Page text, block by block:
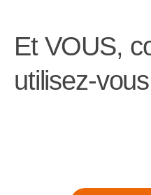
Et VOUS,
utilisez-